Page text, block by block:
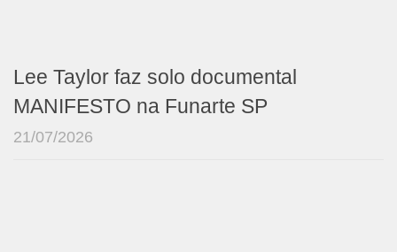
Lee Taylor faz solo documental
MANIFESTO na Funarte SP
21/07/2026